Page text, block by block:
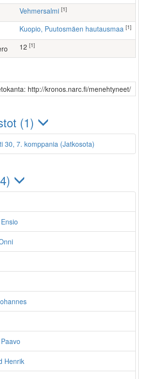
Vehmersalmi [1]
Kuopio, Puutosmäen hautausmaa [1]
12 [1]
http://kronos.narc.fi/menehtyneet/
(1)
30, 7. komppania (Jatkosota)
Henrik